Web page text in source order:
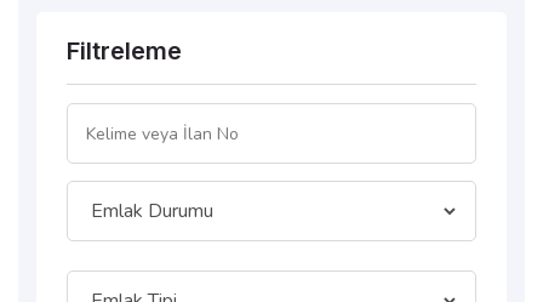
Filtreleme